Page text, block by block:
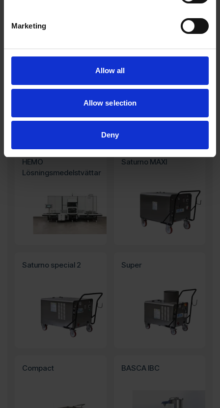
Marketing
Allow all
Allow selection
Deny
Powerline HEMO Hybridtvättar
HEMO
Lösningsmedelstvättar
Saturno MAXI
Saturno special 2 Super
Compact BASCA IBC